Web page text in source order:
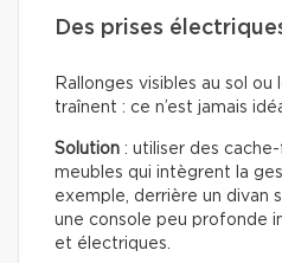
Des prises
Rallonges visibles au sol ou
traînent : ce n’est jamais
Solution : utiliser des
meubles qui intègrent la
exemple, derrière un divan
une console peu profonde
et électriques.